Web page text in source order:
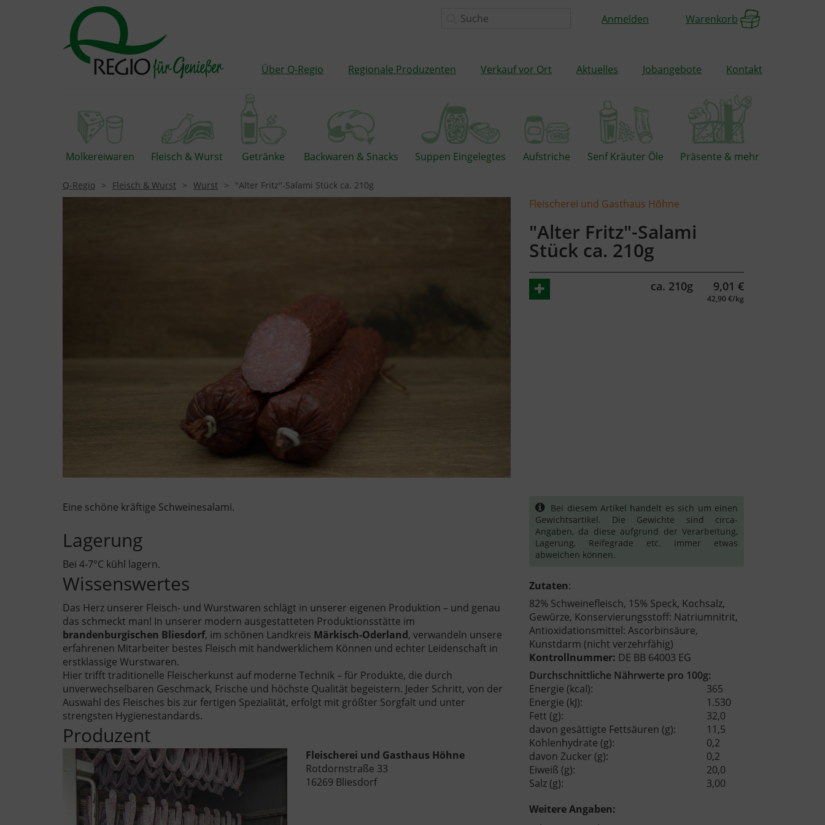
Anmelden Warenkorb
Über Q-Regio Regionale Produzenten Verkauf vor Ort Aktuelles Jobangebote Kontakt
Molkereiwaren Fleisch & Wurst Getränke Backwaren & Snacks Suppen Eingelegtes Aufstriche Senf Kräuter Öle Präsente & mehr
Q-Regio Fleisch & Wurst Wurst "Alter Fritz"-Salami Stück ca. 210g
Fleischerei und Gasthaus Höhne
"Alter Fritz"-Salami
Stück ca. 210g
ca. 210g 9,01 €
42,90 €/kg
Eine schöne kräftige Schweinesalami.
Lagerung
Bei 4-7°C kühl lagern.
Wissenswertes
Das Herz unserer Fleisch- und Wurstwaren schlägt in unserer eigenen Produktion – und genau
das schmeckt man! In unserer modern ausgestatteten Produktionsstätte im
brandenburgischen Bliesdorf, im schönen Landkreis Märkisch-Oderland, verwandeln unsere
erfahrenen Mitarbeiter bestes Fleisch mit handwerklichem Können und echter Leidenschaft in
erstklassige Wurstwaren.
Hier trifft traditionelle Fleischerkunst auf moderne Technik – für Produkte, die durch
unverwechselbaren Geschmack, Frische und höchste Qualität begeistern. Jeder Schritt, von der
Auswahl des Fleisches bis zur fertigen Spezialität, erfolgt mit größter Sorgfalt und unter
strengsten Hygienestandards.
Produzent
Fleischerei und Gasthaus Höhne
Rotdornstraße 33
16269 Bliesdorf
Bei diesem Artikel handelt es sich um einen
Gewichtsartikel. Die Gewichte sind circa-
Angaben, da diese aufgrund der Verarbeitung,
Lagerung, Reifegrade etc. immer etwas
abweichen können.
Zutaten:
82% Schweinefleisch, 15% Speck, Kochsalz,
Gewürze, Konservierungsstoff: Natriumnitrit,
Antioxidationsmittel: Ascorbinsäure,
Kunstdarm (nicht verzehrfähig)
Kontrollnummer: DE BB 64003 EG
Durchschnittliche Nährwerte pro 100g:
Energie (kcal):
365
Energie (kJ):
1.530
Fett (g):
32,0
davon gesättigte Fettsäuren (g):
11,5
Kohlenhydrate (g):
0,2
davon Zucker (g):
0,2
Eiweiß (g):
20,0
Salz (g):
3,00
Weitere Angaben: